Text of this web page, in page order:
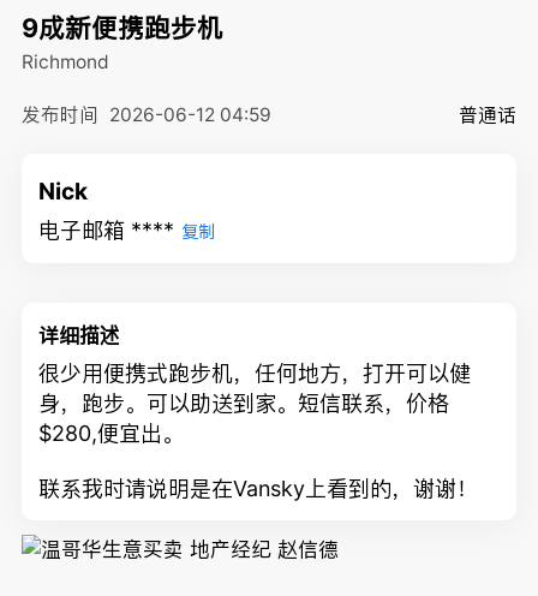
9成新便携跑步机
Richmond
发布时间 2026-06-12 04:59 普通话
Nick
电子邮箱 **** 复制
详细描述
很少用便携式跑步机，任何地方，打开可以健
身，跑步。可以助送到家。短信联系，价格
$280,便宜出。
联系我时请说明是在Vansky上看到的，谢谢！